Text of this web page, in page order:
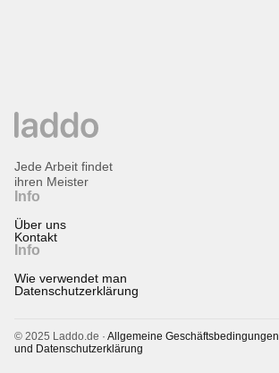
Info
Über uns
Kontakt
Info
Wie verwendet man
Datenschutzerklärung
Jede Arbeit findet
ihren Meister
© 2025 Laddo.de · Allgemeine Geschäftsbedingungen
und Datenschutzerklärung